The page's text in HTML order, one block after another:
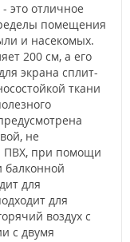
это отличное
помещения
и насекомых.
200 см, а его
экрана сплит-
ткани
не
ПВХ, при помощи
балконной
для
для
воздух с
с двумя